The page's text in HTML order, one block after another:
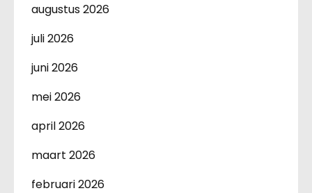
augustus 2026
juli 2026
juni 2026
mei 2026
april 2026
maart 2026
februari 2026